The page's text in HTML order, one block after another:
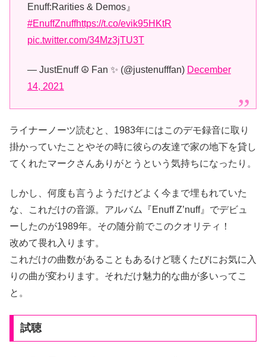
Enuff:Rarities & Demos』
#EnuffZnuffhttps://t.co/evik95HKtR
pic.twitter.com/34Mz3jTU3T
— JustEnuff ☮️ Fan ✨ (@justenufffan) December
14, 2021
ライナーノーツ読むと、1983年にはこのデモ録音に取り
掛かっていたことやその時に彼らの友達で家の地下を貸し
てくれたマークさんありがとうという気持ちになったり。
しかし、何度も言うようだけどよく今まで埋もれていた
な、これだけの音源。アルバム『Enuff Z’nuff』でデビュ
ーしたのが1989年。その随分前でこのクオリティ！
改めて畏れ入ります。
これだけの曲数があることもあるけど聴くたびにお気に入
りの曲が変わります。それだけ魅力的な曲が多いってこ
と。
試聴